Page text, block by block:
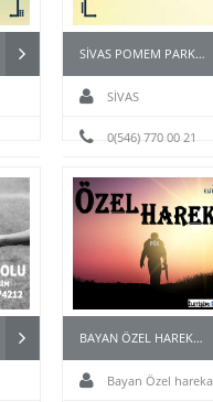
SİVAS POMEM PARKUR
SİVAS
0(546) 770 00 21
BAYAN ÖZEL HAREKAT (PÖH) KURSLARI
Bayan Özel